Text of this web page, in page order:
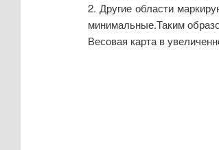
2. Другие области
минимальные.Таким
Весовая карта в